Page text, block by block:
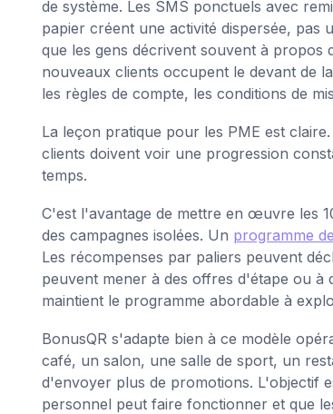
de système. Les SMS ponctuels avec
papier créent une activité dispersée, pas
que les gens décrivent souvent à propos
nouveaux clients occupent le devant de
les règles de compte, les conditions de
La leçon pratique pour les PME est
clients doivent voir une progression
temps.
C'est l'avantage de mettre en œuvre les
des campagnes isolées. Un programme
Les récompenses par paliers peuvent
peuvent mener à des offres d'étape ou à
maintient le programme abordable à
BonusQR s'adapte bien à ce modèle
café, un salon, une salle de sport, un
d'envoyer plus de promotions. L'objectif
personnel peut faire fonctionner et que